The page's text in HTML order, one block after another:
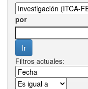
por
Filtros actuales: